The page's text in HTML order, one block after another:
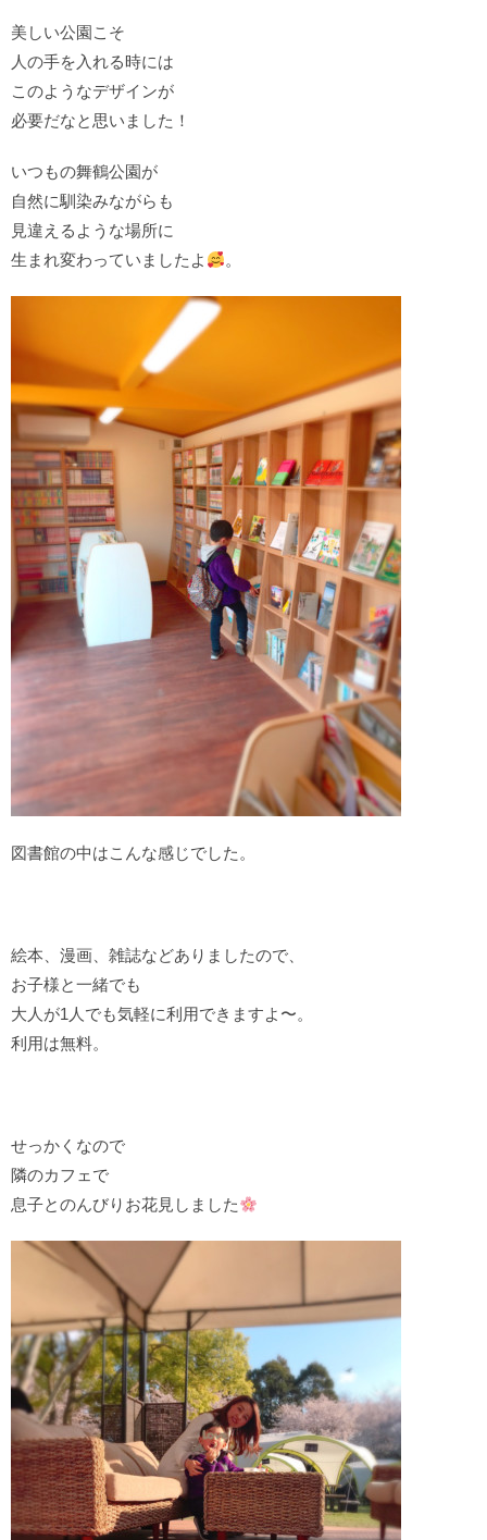
美しい公園こそ
人の手を入れる時には
このようなデザインが
必要だなと思いました！
いつもの舞鶴公園が
自然に馴染みながらも
見違えるような場所に
生まれ変わっていましたよ
。
図書館の中はこんな感じでした。
絵本、漫画、雑誌などありましたので、
お子様と一緒でも
大人が1人でも気軽に利用できますよ〜。
利用は無料。
せっかくなので
隣のカフェで
息子とのんびりお花見しました